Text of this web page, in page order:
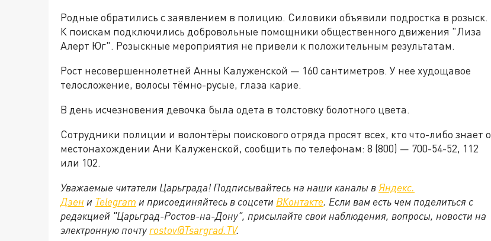
Родные обратились с заявлением в полицию. Силовики объявили подростка в розыск.
К поискам подключились добровольные помощники общественного движения "Лиза
Алерт Юг". Розыскные мероприятия не привели к положительным результатам.
Рост несовершеннолетней Анны Калуженской — 160 сантиметров. У нее худощавое
телосложение, волосы тёмно-русые, глаза карие.
В день исчезновения девочка была одета в толстовку болотного цвета.
Сотрудники полиции и волонтёры поискового отряда просят всех, кто что-либо знает о
местонахождении Ани Калуженской, сообщить по телефонам: 8 (800) — 700-54-52, 112
или 102.
Уважаемые читатели Царьграда! Подписывайтесь на наши каналы вЯндекс.
Дзен и Telegram и присоединяйтесь в соцсети ВКонтакте. Если вам есть чем поделиться с
редакцией "Царьград-Ростов-на-Дону", присылайте свои наблюдения, вопросы, новости на
электронную почту rostov@Tsargrad.ТV.